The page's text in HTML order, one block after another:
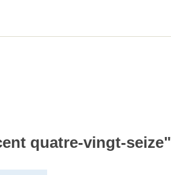
quatre-vingt-seize"